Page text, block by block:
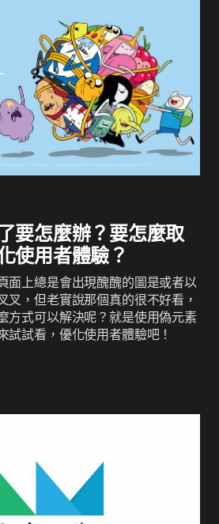
要怎麼辦？要怎麼取
使用者體驗？
面上總是會出現醜醜的圖是或者以
叉，但老實說那個真的很不好看，
方式可以解決呢？就是使用偽元素
試試看，優化使用者體驗吧！